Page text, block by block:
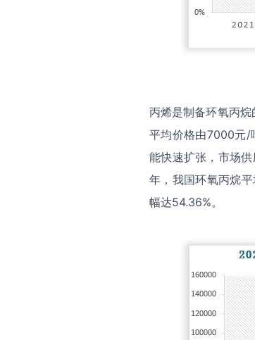
丙烯是制备环氧丙
平均价格由7000元/
能快速扩张，市场
年，我国环氧丙烷
幅达54.36%。